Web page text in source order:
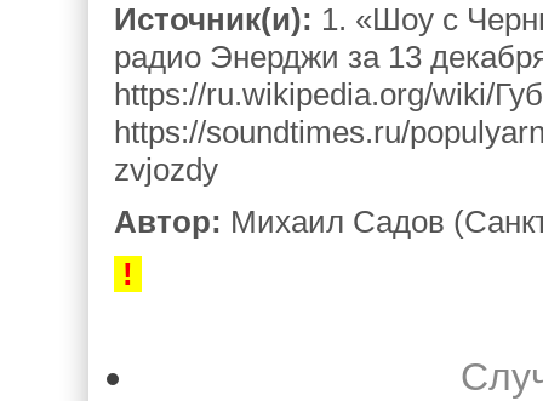
Источник(и): 1. «Шоу с
радио Энерджи за 13
https://ru.wikipedia.org/wiki/
https://soundtimes.ru/
zvjozdy
Автор: Михаил Садов
!